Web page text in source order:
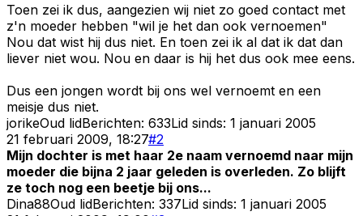
Toen zei ik dus, aangezien wij niet zo goed contact met
z'n moeder hebben "wil je het dan ook vernoemen"
Nou dat wist hij dus niet. En toen zei ik al dat ik dat dan
liever niet wou. Nou en daar is hij het dus ook mee eens.
Dus een jongen wordt bij ons wel vernoemt en een
meisje dus niet.
jorikeOud lidBerichten: 633Lid sinds: 1 januari 2005
21 februari 2009, 18:27#2
Mijn dochter is met haar 2e naam vernoemd naar mijn
moeder die bijna 2 jaar geleden is overleden. Zo blijft
ze toch nog een beetje bij ons...
Dina88Oud lidBerichten: 337Lid sinds: 1 januari 2005